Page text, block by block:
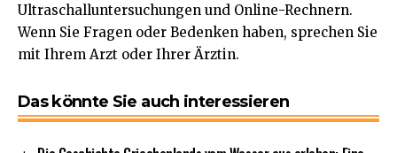
Ultraschalluntersuchungen und Online-Rechnern.
Wenn Sie Fragen oder Bedenken haben, sprechen Sie
mit Ihrem Arzt oder Ihrer Ärztin.
Das könnte Sie auch interessieren